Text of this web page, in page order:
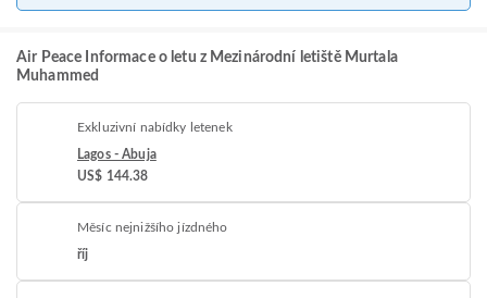
Air Peace Informace o letu z Mezinárodní letiště Murtala
Muhammed
Exkluzivní nabídky letenek
Lagos - Abuja
US$ 144.38
Měsíc nejnižšího jízdného
říj